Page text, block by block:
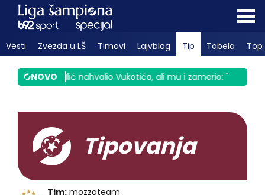
Vesti Zvezda u LŠ Timovi Lajvblog Tip Tabela Top
NOVO
| Saša Ilić nahvalio Vukotića, ali mu i zamerio: "To ne
Tipovanja
Tim: mozzateam